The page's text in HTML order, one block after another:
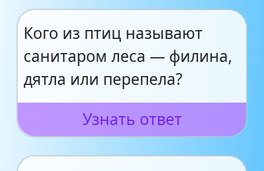
Кого из птиц называют
санитаром леса — филина,
дятла или перепела?
Узнать ответ